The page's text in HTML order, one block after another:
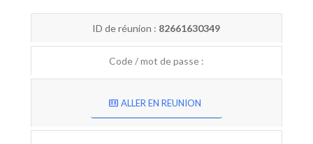
ID de réunion : 82661630349
Code / mot de passe :
ALLER EN REUNION